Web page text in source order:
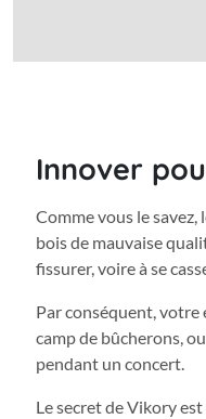
Innover
Comme vous le
bois de mauvaise
fissurer, voire à se
Par conséquent, votre
camp de bûcherons,
pendant un concert.
Le secret de Vikory